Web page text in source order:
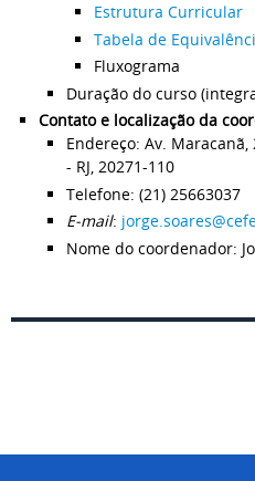
Estrutura Curricular
Tabela de
Fluxograma
Duração do curso
Contato e localização da
Endereço: Av.
- RJ, 20271-110
Telefone: (21) 25663037
E-mail:
Nome do coordenador: